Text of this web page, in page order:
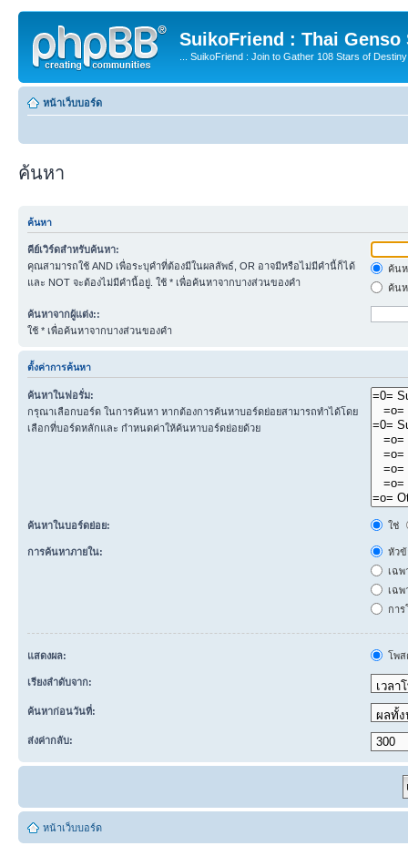
SuikoFriend : Thai Genso
... SuikoFriend : Join to Gather 108 Stars of
หน้าเว็บบอร์ด
ค้นหา
ค้นหา
คีย์เวิร์ดสำหรับค้นหา:
คุณสามารถใช้ AND เพื่อระบุคำที่ต้องมีในผลลัพธ์, OR อาจมีหรือไม่มีคำนี้ก็ได้
และ NOT จะต้องไม่มีคำนี้อยู่. ใช้ * เพื่อค้นหาจากบางส่วนของคำ
ค้น
ค้น
ค้นหาจากผู้แต่ง::
ใช้ * เพื่อค้นหาจากบางส่วนของคำ
ตั้งค่าการค้นหา
ค้นหาในฟอรั่ม:
กรุณาเลือกบอร์ด ในการค้นหา หากต้องการค้นหาบอร์ดย่อยสามารถทำได้โดย
เลือกที่บอร์ดหลักและ กำหนดค่าให้ค้นหาบอร์ดย่อยด้วย
ค้นหาในบอร์ดย่อย: ใช่
การค้นหาภายใน:
หัว
เฉ
เฉ
กา
แสดงผล: โพส
เรียงลำดับจาก:
ค้นหาก่อนวันที่:
ส่งค่ากลับ:
หน้าเว็บบอร์ด